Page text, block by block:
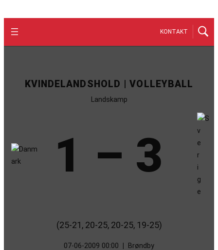
KONTAKT
KVINDELANDSHOLD | VOLLEYBALL
Landskamp
1 – 3
(25-21, 20-25, 20-25, 19-25)
07-06-2009 00:00 Brøndby